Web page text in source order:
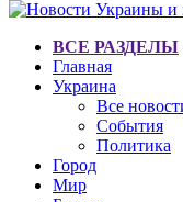
ВСЕ РАЗДЕЛЫ
Главная
Украина
Все
События
Политика
Город
Мир